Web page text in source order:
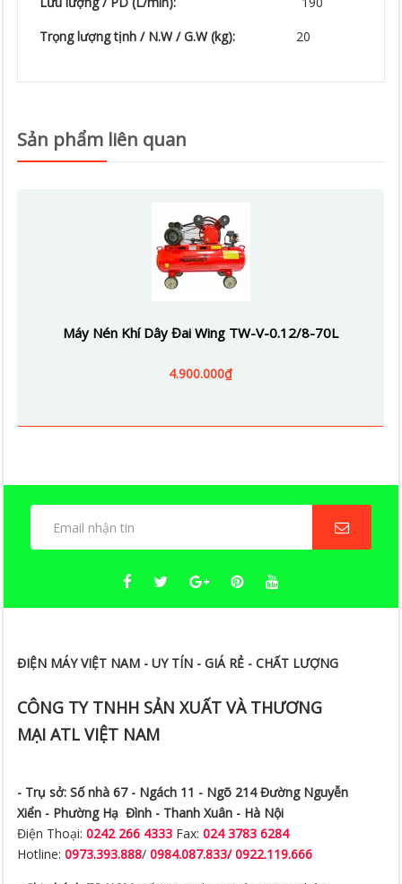
Trọng lượng tịnh / N.W / G.W (kg): 20
Sản phẩm liên quan
Máy Nén Khí Dây Đai Wing TW-V-0.12/8-70L
4.900.000₫
ĐIỆN MÁY VIỆT NAM - UY TÍN - GIÁ RẺ - CHẤT LƯỢNG
CÔNG TY TNHH SẢN XUẤT VÀ THƯƠNG
MẠI ATL VIỆT NAM
- Trụ sở: Số nhà 67 - Ngách 11 - Ngõ 214 Đường Nguyễn
Xiển - Phường Hạ Đình - Thanh Xuân - Hà Nội
Điện Thoại:0242 266 4333 Fax:024 3783 6284
Hotline:0973.393.888/0984.087.833/ 0922.119.666